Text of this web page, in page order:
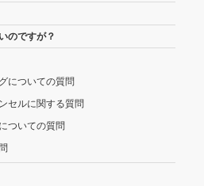
のですが？
についての質問
セルに関する質問
ついての質問